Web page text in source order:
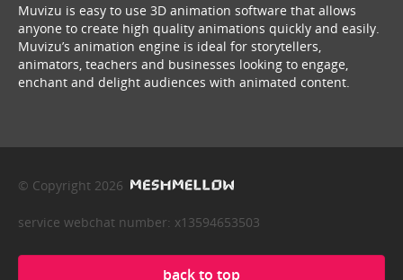
Muvizu is easy to use 3D animation software that allows
anyone to create high quality animations quickly and easily.
Muvizu’s animation engine is ideal for storytellers,
animators, teachers and businesses looking to engage,
enchant and delight audiences with animated content.
© Copyright 2026
service webchat number: x13594653503
back to top